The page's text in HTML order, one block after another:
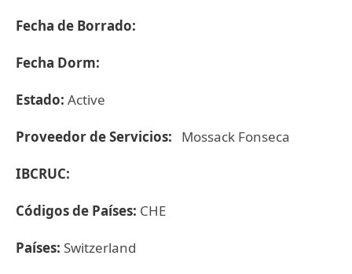
Fecha de Borrado:
Fecha Dorm:
Estado: Active
Proveedor de Servicios: Mossack Fonseca
IBCRUC:
Códigos de Países: CHE
Países: Switzerland